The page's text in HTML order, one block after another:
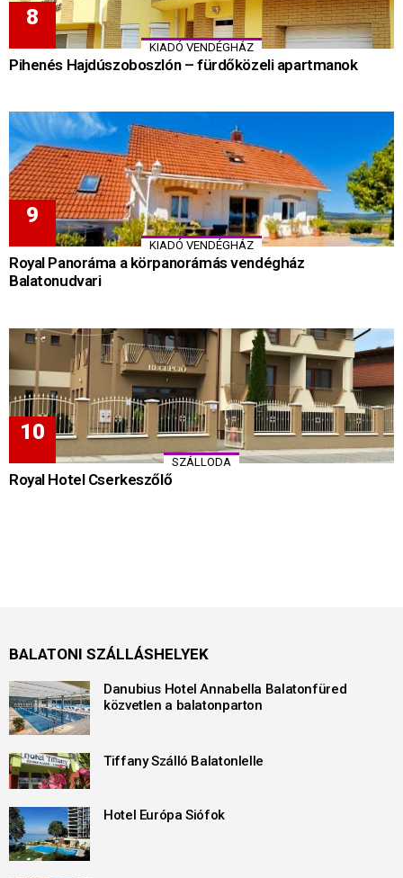
KIADÓ VENDÉGHÁZ
Pihenés Hajdúszoboszlón – fürdőközeli apartmanok
KIADÓ VENDÉGHÁZ
Royal Panoráma a körpanorámás vendégház
Balatonudvari
SZÁLLODA
Royal Hotel Cserkeszőlő
BALATONI SZÁLLÁSHELYEK
Danubius Hotel Annabella Balatonfüred
közvetlen a balatonparton
Tiffany Szálló Balatonlelle
Hotel Európa Siófok